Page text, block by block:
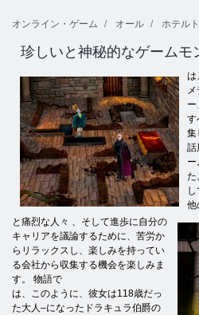
オンライン・ゲーム オール ホテル
珍しいと神秘的なゲームモ
は
ー
す
集
話
ー
た
他
と痛烈な人々 、そして進歩に自分の
キャリアを議論するために、苦労か
らリラックスし、楽しみを持ってい
る会社から収集する機会を楽しみま
す。 物語で
は、このように、彼女は118歳だっ
た大人–になったドラキュラ伯爵の